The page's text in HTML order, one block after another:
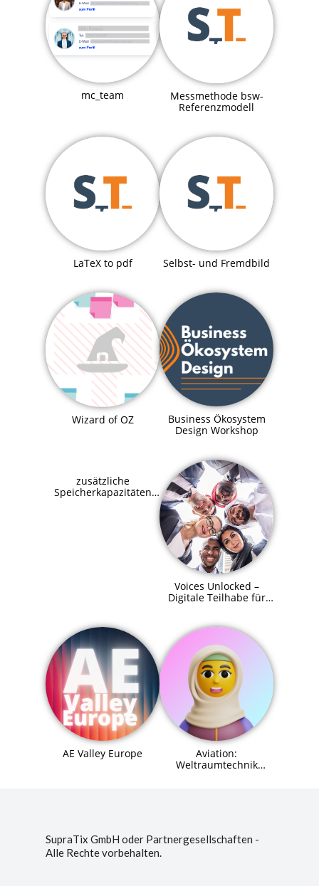
mc_team
Messmethode bsw-
Referenzmodell
LaTeX to pdf Selbst- und Fremdbild
Wizard of OZ
Business Ökosystem
Design Workshop
zusätzliche
Speicherkapazitäten
Voices Unlocked –
Digitale Teilhabe für
AE Valley Europe
Aviation:
Weltraumtechnik
SupraTix GmbH oder Partnergesellschaften -
Alle Rechte vorbehalten.